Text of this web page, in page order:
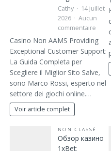
Cathy
14 juillet
2026
Aucun
commentaire
Casino Non AAMS Providing
Exceptional Customer Support:
La Guida Completa per
Scegliere il Miglior Sito Salve,
sono Marco Rossi, esperto nel
settore dei giochi online.…
Voir article complet
NON CLASSÉ
Обзор казино
1xBet: